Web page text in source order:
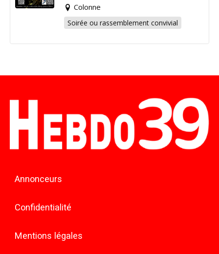
Colonne
Soirée ou rassemblement convivial